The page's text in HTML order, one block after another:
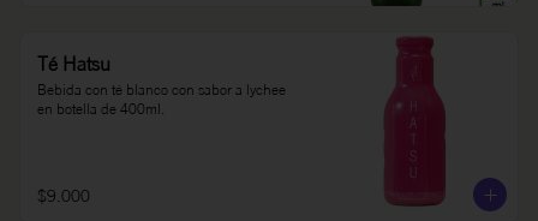
Té Hatsu
Bebida con té blanco con sabor a lychee
en botella de 400ml.
$9.000